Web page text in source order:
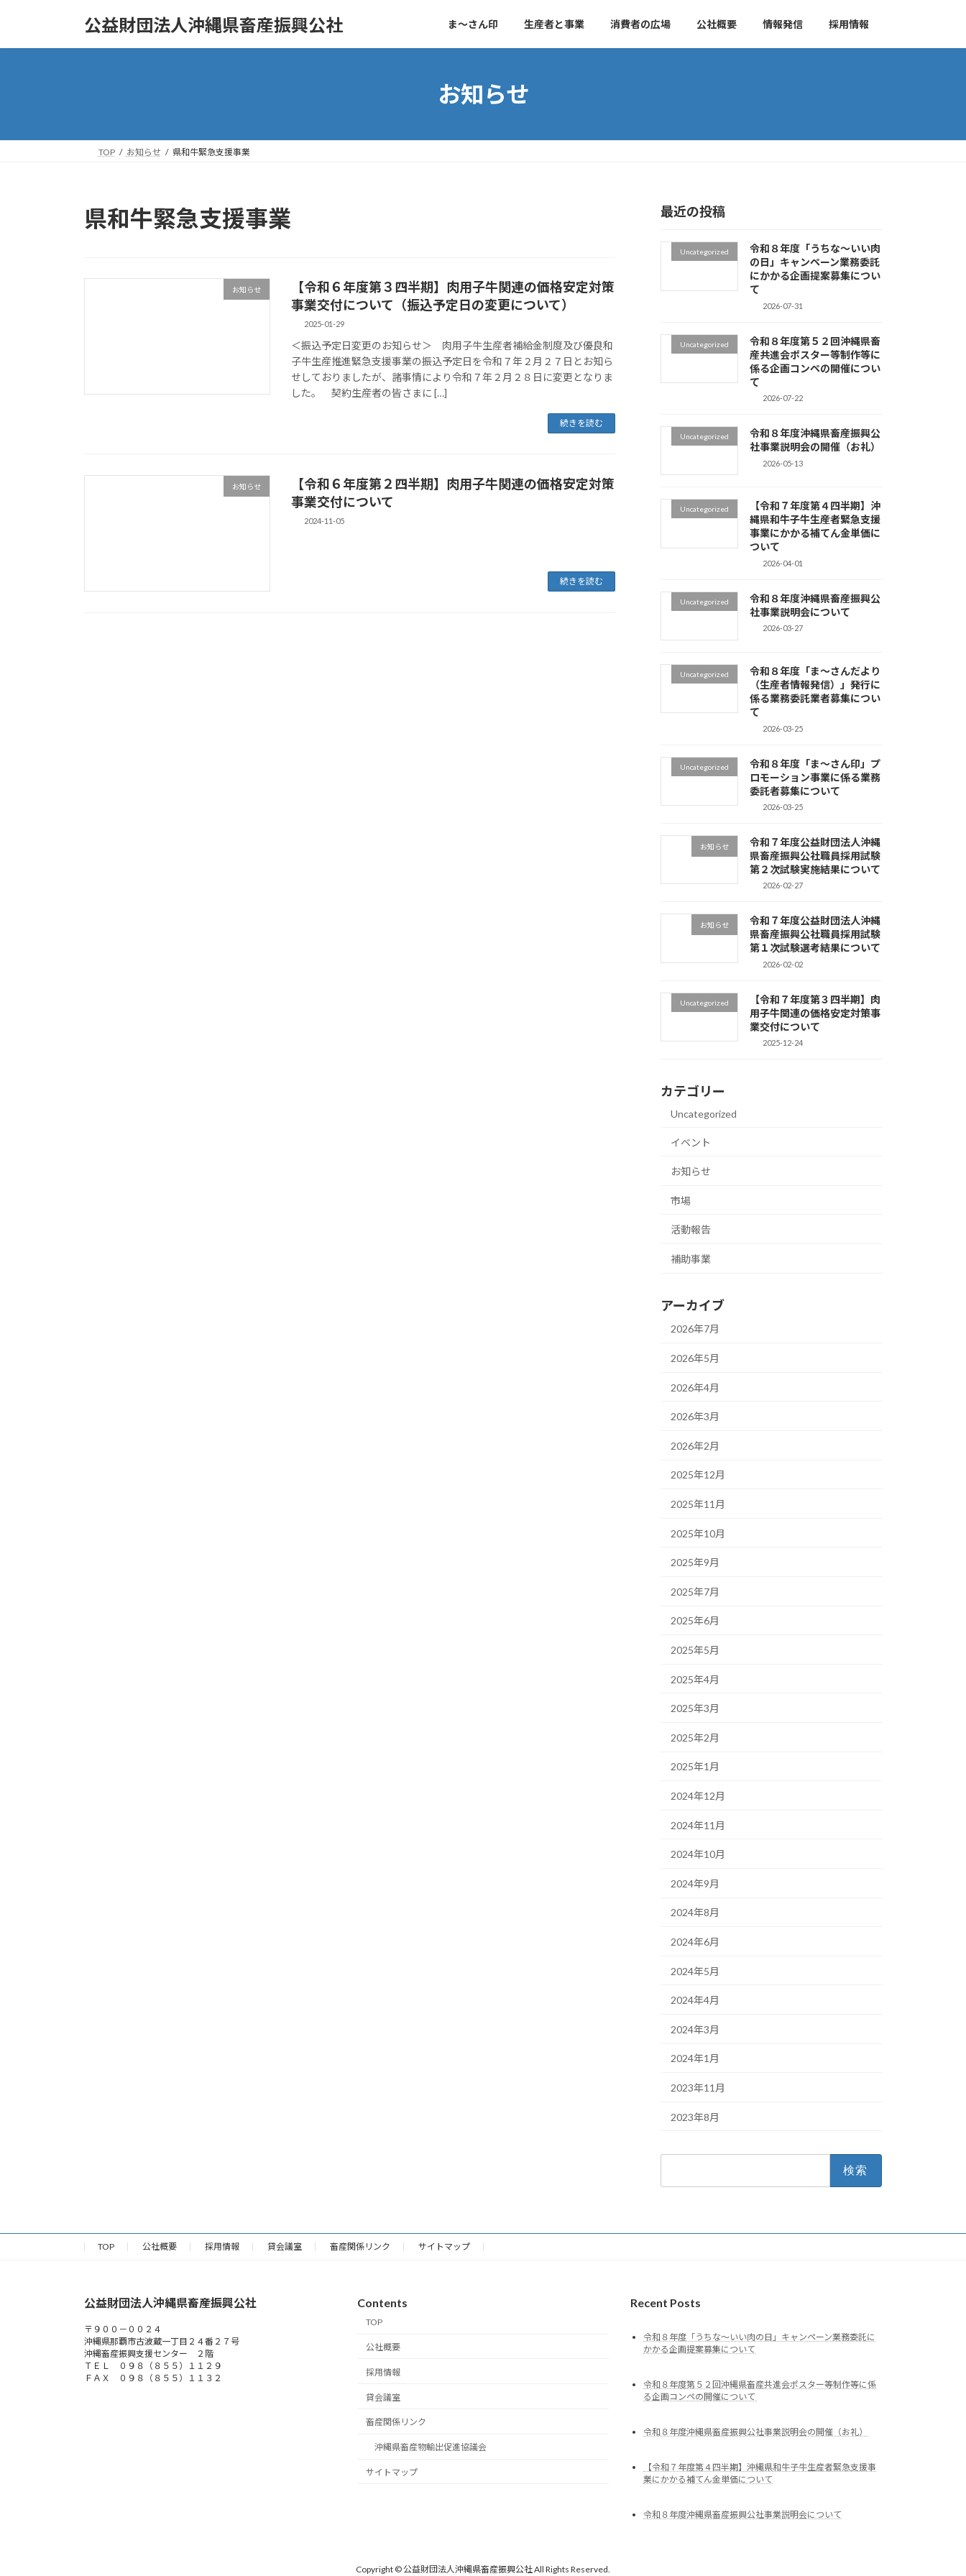
公益財団法人沖縄県畜産振興公社 ま～さん印 生産者と事業 消費者の広場 公社概要 情報発信 採用情報
お知らせ
TOP お知らせ 県和牛緊急支援事業
県和牛緊急支援事業
お知らせ
【令和６年度第３四半期】肉用子牛関連の価格安定対策
事業交付について（振込予定日の変更について）
2025-01-29
＜振込予定日変更のお知らせ＞ 肉用子牛生産者補給金制度及び優良和
子牛生産推進緊急支援事業の振込予定日を令和７年２月２７日とお知ら
せしておりましたが、諸事情により令和７年２月２８日に変更となりま
した。 契約生産者の皆さまに […]
続きを読む
お知らせ
【令和６年度第２四半期】肉用子牛関連の価格安定対策
事業交付について
2024-11-05
続きを読む
最近の投稿
Uncategorized
令和８年度「うちな～いい肉
の日」キャンペーン業務委託
にかかる企画提案募集につい
て
2026-07-31
Uncategorized
令和８年度第５２回沖縄県畜
産共進会ポスター等制作等に
係る企画コンペの開催につい
て
2026-07-22
Uncategorized
令和８年度沖縄県畜産振興公
社事業説明会の開催（お礼）
2026-05-13
Uncategorized
【令和７年度第４四半期】沖
縄県和牛子牛生産者緊急支援
事業にかかる補てん金単価に
ついて
2026-04-01
Uncategorized
令和８年度沖縄県畜産振興公
社事業説明会について
2026-03-27
Uncategorized
令和８年度「ま～さんだより
（生産者情報発信）」発行に
係る業務委託業者募集につい
て
2026-03-25
Uncategorized
令和８年度「ま～さん印」プ
ロモーション事業に係る業務
委託者募集について
2026-03-25
お知らせ
令和７年度公益財団法人沖縄
県畜産振興公社職員採用試験
第２次試験実施結果について
2026-02-27
お知らせ
令和７年度公益財団法人沖縄
県畜産振興公社職員採用試験
第１次試験選考結果について
2026-02-02
Uncategorized
【令和７年度第３四半期】肉
用子牛関連の価格安定対策事
業交付について
2025-12-24
カテゴリー
Uncategorized
イベント
お知らせ
市場
活動報告
補助事業
アーカイブ
2026年7月
2026年5月
2026年4月
2026年3月
2026年2月
2025年12月
2025年11月
2025年10月
2025年9月
2025年7月
2025年6月
2025年5月
2025年4月
2025年3月
2025年2月
2025年1月
2024年12月
2024年11月
2024年10月
2024年9月
2024年8月
2024年6月
2024年5月
2024年4月
2024年3月
2024年1月
2023年11月
2023年8月
TOP 公社概要 採用情報 貸会議室 畜産関係リンク サイトマップ
公益財団法人沖縄県畜産振興公社
〒９００－００２４
沖縄県那覇市古波蔵一丁目２４番２７号
沖縄畜産振興支援センター ２階
ＴＥＬ ０９８（８５５）１１２９
ＦＡＸ ０９８（８５５）１１３２
Contents
TOP
公社概要
採用情報
貸会議室
畜産関係リンク
沖縄県畜産物輸出促進協議会
サイトマップ
Recent Posts
令和８年度「うちな～いい肉の日」キャンペーン業務委託に
かかる企画提案募集について
令和８年度第５２回沖縄県畜産共進会ポスター等制作等に係
る企画コンペの開催について
令和８年度沖縄県畜産振興公社事業説明会の開催（お礼）
【令和７年度第４四半期】沖縄県和牛子牛生産者緊急支援事
業にかかる補てん金単価について
令和８年度沖縄県畜産振興公社事業説明会について
Copyright © 公益財団法人沖縄県畜産振興公社 All Rights Reserved.